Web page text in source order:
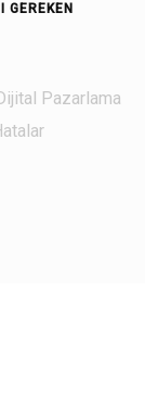
Pazarlama